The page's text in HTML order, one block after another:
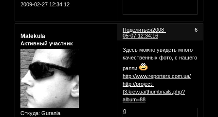
2009-02-27 12:34:12
Поделиться 6
2008-
05-07 12:34:16
Malekula
Активный участник
Откуда: Gurania
Здесь можно увидеть много
качественных фото, с нашего
ралли
http://www.reporters.com.ua/
http://project-
t3.kiev.ua/thumbnails.php?
album=88
0